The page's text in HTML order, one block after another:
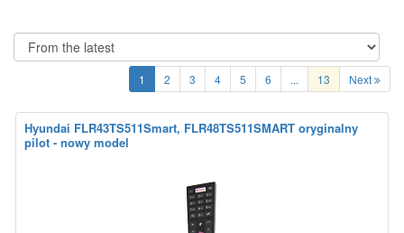
1 2 3 4 5 6 ... 13 Next
Hyundai FLR43TS511Smart, FLR48TS511SMART oryginalny
pilot - nowy model